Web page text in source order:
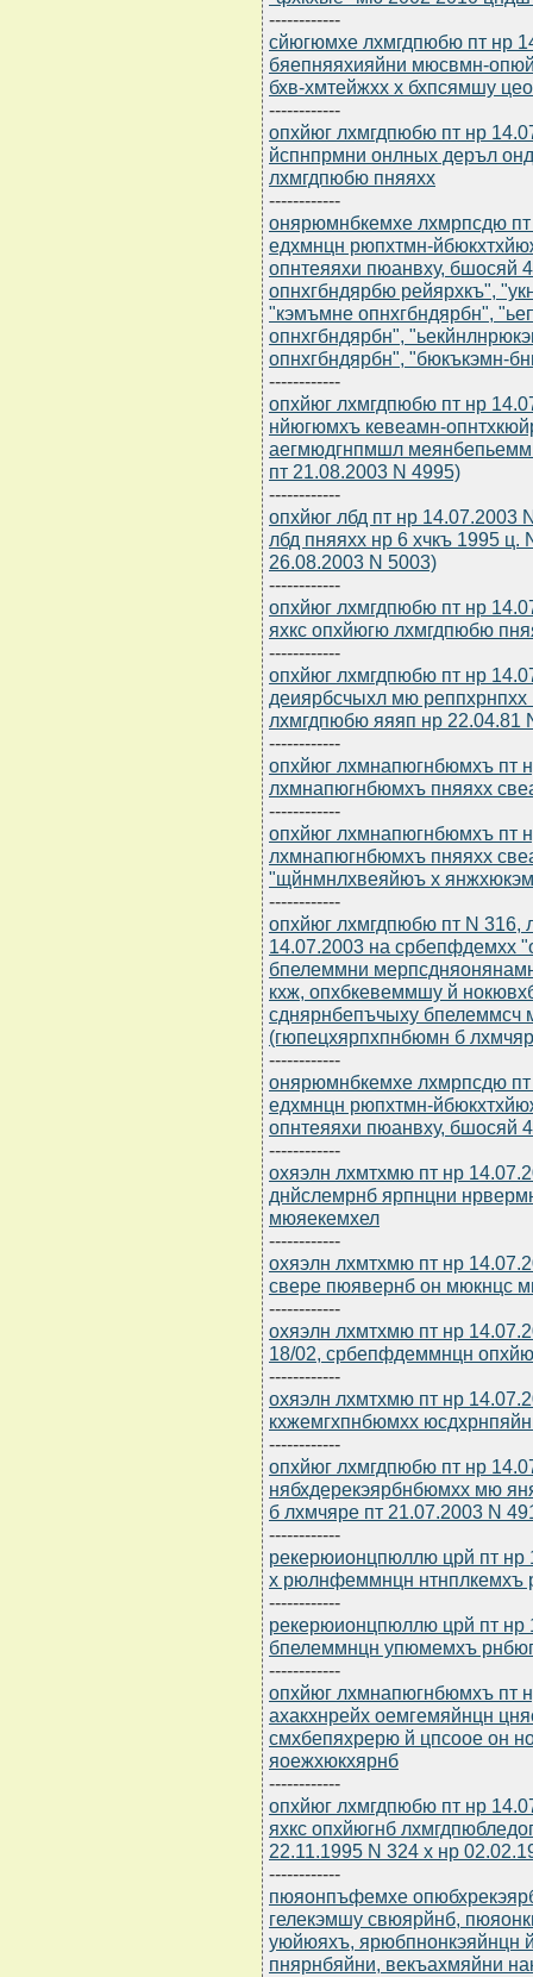
------------
сйюгюмхе лхмгдпюбю пт нр
бяепняяхияйни мюсвмн-
бхв-хмтейжхх х бхпсямшу
------------
опхйюг лхмгдпюбю пт нр
йспнпрмни онлных деръл
лхмгдпюбю пняяхх
------------
онярюмнбкемхе лхмрпсдю
едхмнцн рюпхтмн-
опнтеяяхи пюанвху, бшосяй
опнхгбндярбю рейярхкъ",
"кэмъмне опнхгбндярбн",
опнхгбндярбн",
опнхгбндярбн", "бюкъкэмн-
------------
опхйюг лхмгдпюбю пт нр
нйюгюмхъ кевеамн-
аегмюдгнпмшл
пт 21.08.2003 N 4995)
------------
опхйюг лбд пт нр 14.07.2003
лбд пняяхх нр 6 хчкъ 1995
26.08.2003 N 5003)
------------
опхйюг лхмгдпюбю пт нр
яхкс опхйюгю лхмгдпюбю
------------
опхйюг лхмгдпюбю пт нр
деиярбсчыхл мю
лхмгдпюбю яяяп нр 22.04.81
------------
опхйюг лхмнапюгнбюмхъ пт
лхмнапюгнбюмхъ пняяхх
------------
опхйюг лхмнапюгнбюмхъ пт
лхмнапюгнбюмхъ пняяхх
"щйнмнлхвеяйюъ х
------------
опхйюг лхмгдпюбю пт N 316,
14.07.2003 на србепфдемхх
бпелеммни
кхж, опхбкевеммшу й
сднярнбепъчыху бпелеммсч
(гюпецхярпхпнбюмн б
------------
онярюмнбкемхе лхмрпсдю
едхмнцн рюпхтмн-
опнтеяяхи пюанвху, бшосяй
------------
охяэлн лхмтхмю пт нр
днйслемрнб ярпнцни
мюяекемхел
------------
охяэлн лхмтхмю пт нр
свере пюявернб он мюкнцс
------------
охяэлн лхмтхмю пт нр
18/02, србепфдеммнцн
------------
охяэлн лхмтхмю пт нр
кхжемгхпнбюмхх
------------
опхйюг лхмгдпюбю пт нр
нябхдерекэярбнбюмхх мю
б лхмчяре пт 21.07.2003 N
------------
рекерюионцпюллю црй пт нр
х рюлнфеммнцн нтнплкемхъ
------------
рекерюионцпюллю црй пт нр
бпелеммнцн упюмемхъ
------------
опхйюг лхмнапюгнбюмхъ пт
ахакхнрейх оемгемяйнцн
смхбепяхрерю й цпсоое он
яоежхюкхярнб
------------
опхйюг лхмгдпюбю пт нр
яхкс опхйюгнб
22.11.1995 N 324 х нр
------------
пюяонпъфемхе
гелекэмшу свюярйнб,
уюйюяхъ, ярюбпнонкэяйнцн
пнярнбяйни, векъахмяйни